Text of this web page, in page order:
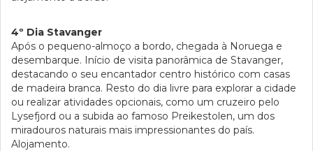
4º Dia Stavanger
Após o pequeno-almoço a bordo, chegada à Noruega e
desembarque. Início de visita panorâmica de Stavanger,
destacando o seu encantador centro histórico com casas
de madeira branca. Resto do dia livre para explorar a cidade
ou realizar atividades opcionais, como um cruzeiro pelo
Lysefjord ou a subida ao famoso Preikestolen, um dos
miradouros naturais mais impressionantes do país.
Alojamento.